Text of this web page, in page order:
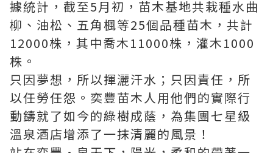
據統計，截至5月初，苗木基地共栽種水曲
柳、油松、五角楓等25個品種苗木，共計
12000株，其中喬木11000株，灌木1000
株。
只因夢想，所以揮灑汗水；只因責任，所
以任勞任怨。奕豐苗木人用他們的實際行
動鑄就了如今的綠樹成蔭，為集團七星級
溫泉酒店增添了一抹清麗的風景！